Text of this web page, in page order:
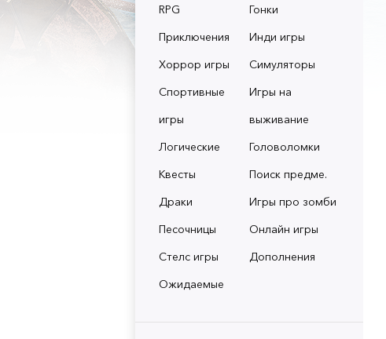
RPG
Гонки
Приключения
Инди игры
Хоррор игры
Симуляторы
Спортивные
игры
Игры на
выживание
Логические
Головоломки
Квесты
Поиск предме.
Драки
Игры про зомби
Песочницы
Онлайн игры
Стелс игры
Дополнения
Ожидаемые